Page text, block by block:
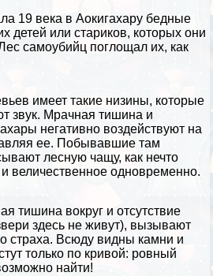
19 века в Аокигахару бедные
детей или стариков, которых они
самоубийц поглощал их, как
имеет такие низины, которые
звук. Мрачная тишина и
негативно воздействуют на
ее. Побывавшие там
лесную чащу, как нечто
величественное одновременно.
тишина вокруг и отсутствие
здесь не живут), вызывают
стpaxa. Всюду видны камни и
только по кривой: ровный
найти!